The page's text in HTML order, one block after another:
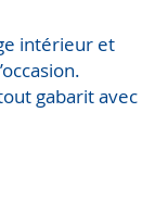
intérieur et
gabarit avec